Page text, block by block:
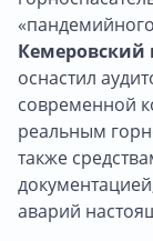
Кемеровский
оснастил
современной
реальным
также
аварий